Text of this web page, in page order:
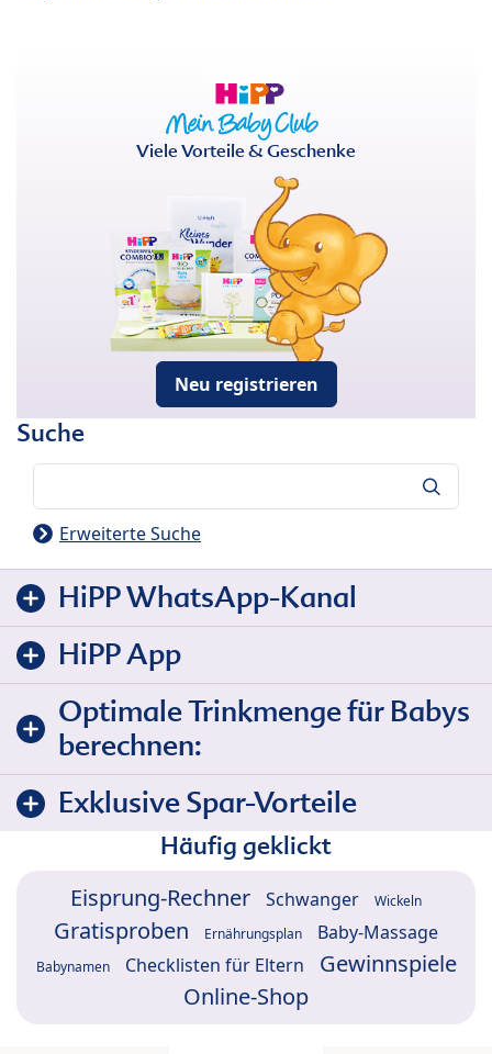
Viele Vorteile & Geschenke
Neu registrieren
Suche
Erweiterte Suche
HiPP WhatsApp-Kanal
HiPP App
Optimale Trinkmenge für Babys
berechnen:
Exklusive Spar-Vorteile
Häufig geklickt
Eisprung-Rechner Schwanger Wickeln
Gratisproben Ernährungsplan Baby-Massage
Babynamen Checklisten für Eltern
Gewinnspiele
Online-Shop